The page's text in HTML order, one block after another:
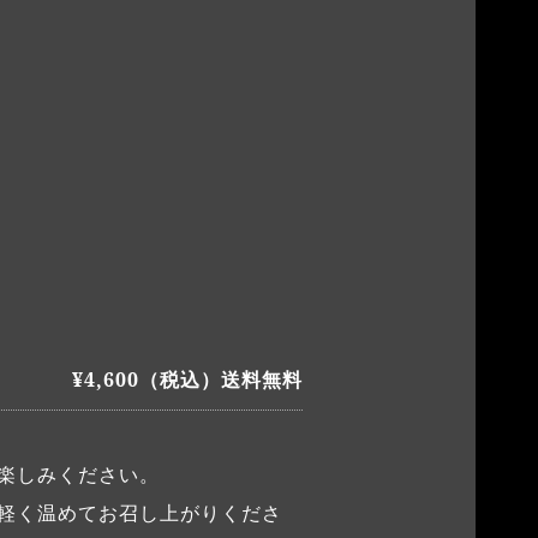
¥4,600（税込）送料無料
みください。
く温めてお召し上がりくださ